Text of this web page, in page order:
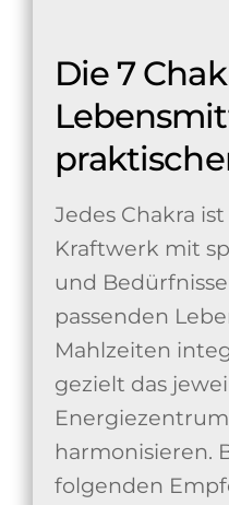
Die 7
Jedes Chakra
Kraftwerk mit
und
passenden
Mahlzeiten
gezielt das
harmonisieren.
folgenden